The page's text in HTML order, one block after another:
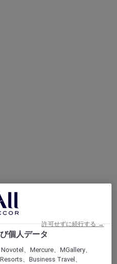
個人データ
、Mercure、MGallery、
、Business Travel、
許可せずに続行する →